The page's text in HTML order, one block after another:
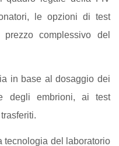
le opzioni di test
complessivo del
in base al dosaggio dei
degli embrioni, ai test
tecnologia del laboratorio